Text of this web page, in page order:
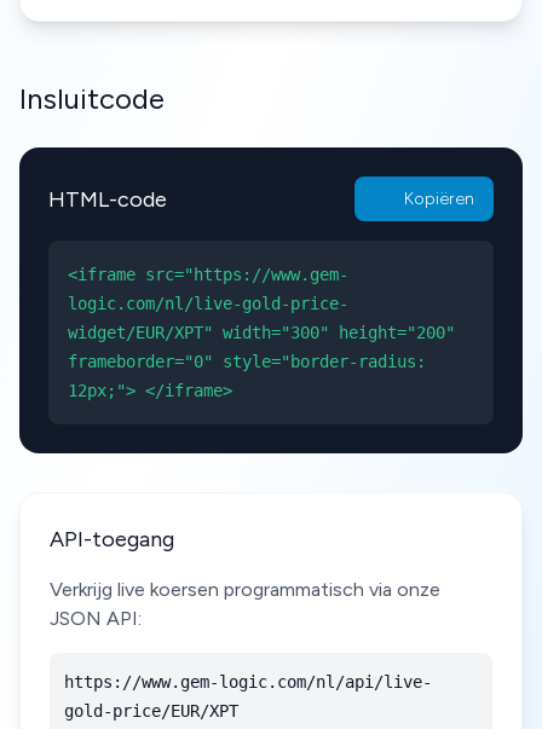
Insluitcode
HTML-code Kopiëren
<iframe src="https://www.gem-
logic.com/nl/live-gold-price-
widget/EUR/XPT" width="300" height="200"
frameborder="0" style="border-radius:
12px;"> </iframe>
API-toegang
Verkrijg live koersen programmatisch via onze
JSON API:
https://www.gem-logic.com/nl/api/live-
gold-price/EUR/XPT